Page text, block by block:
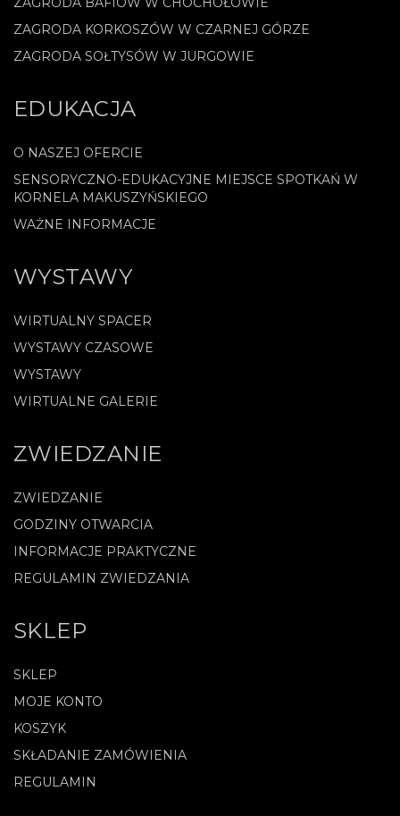
ZAGRODA KORKOSZÓW W CZARNEJ GÓRZE
ZAGRODA SOŁTYSÓW W JURGOWIE
EDUKACJA
O NASZEJ OFERCIE
SENSORYCZNO-EDUKACYJNE MIEJSCE SPOTKAŃ W
KORNELA MAKUSZYŃSKIEGO
WAŻNE INFORMACJE
WYSTAWY
WIRTUALNY SPACER
WYSTAWY CZASOWE
WYSTAWY
WIRTUALNE GALERIE
ZWIEDZANIE
ZWIEDZANIE
GODZINY OTWARCIA
INFORMACJE PRAKTYCZNE
REGULAMIN ZWIEDZANIA
SKLEP
SKLEP
MOJE KONTO
KOSZYK
SKŁADANIE ZAMÓWIENIA
REGULAMIN